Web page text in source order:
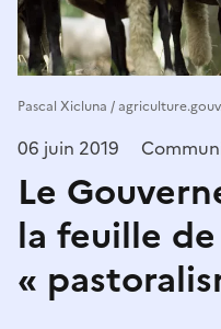
Pascal Xicluna /
06 juin 2019
Le
la feuille
«